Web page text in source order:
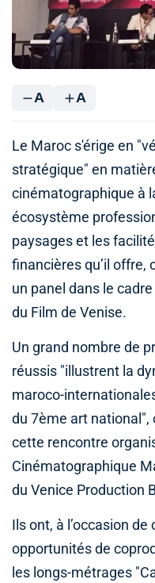
A A
Le Maroc s'érige en
stratégique" en
cinématographique à
écosystème
paysages et les
financières qu’il offre,
un panel dans le
du Film de Venise.
Un grand nombre de
réussis "illustrent la
maroco-
du 7ème art national",
cette rencontre
Cinématographique
du Venice Production
Ils ont, à l’occasion
opportunités de
les longs-métrages